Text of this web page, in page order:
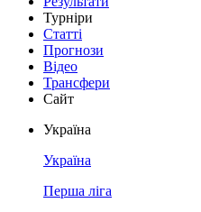
Турніри
Статті
Прогнози
Відео
Трансфери
Сайт
Україна
Україна
Перша ліга